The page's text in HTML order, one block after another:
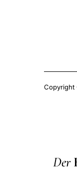
Copyright
Der